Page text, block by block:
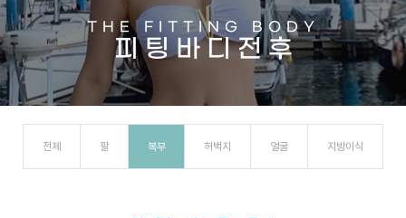
THE FITTING BODY
피 팅 바 디 전 후
전체 팔 복부 허벅지 얼굴 지방이식